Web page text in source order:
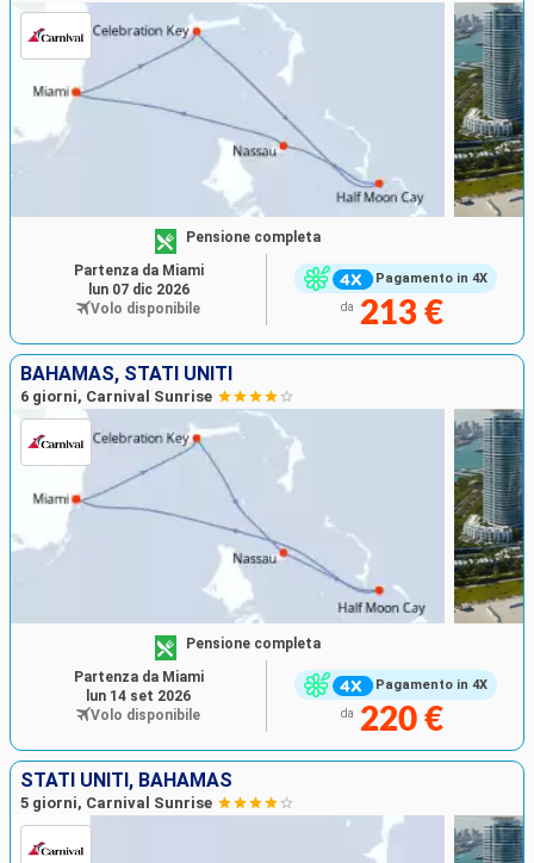
Pagamento in 4X
Pensione completa
da 213 €
Partenza da Miami
lun 07 dic 2026
Volo disponibile
BAHAMAS, STATI UNITI
6 giorni, Carnival Sunrise
Pagamento in 4X
Pensione completa
da 220 €
Partenza da Miami
lun 14 set 2026
Volo disponibile
STATI UNITI, BAHAMAS
5 giorni, Carnival Sunrise